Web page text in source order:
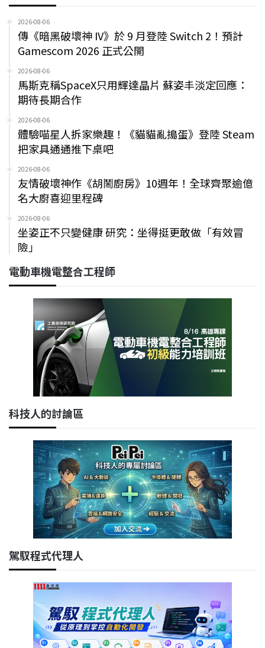
2026-08-06
傳《暗黑破壞神 IV》於 9 月登陸 Switch 2！預計
Gamescom 2026 正式公開
2026-08-06
馬斯克稱SpaceX只用輝達晶片 蘇姿丰淡定回應：
期待長期合作
2026-08-06
體驗喵星人拆家樂趣！《貓貓亂搗蛋》登陸 Steam
把家具通通推下桌吧
2026-08-06
友情破壞神作《胡鬧廚房》10週年！全球齊聚逾億
名大廚喜迎里程碑
2026-08-06
坐姿正不只變健康 研究：坐得挺更敢做「有效冒
險」
電動車機電整合工程師
科技人的討論區
駕馭程式代理人